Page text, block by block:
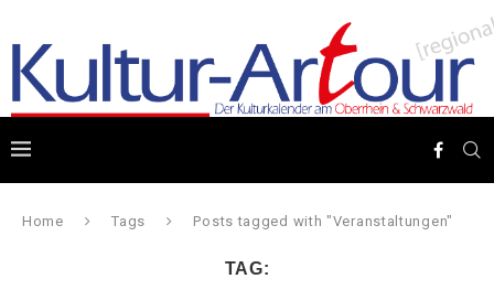
Home Tags Posts tagged with "Veranstaltungen"
TAG: